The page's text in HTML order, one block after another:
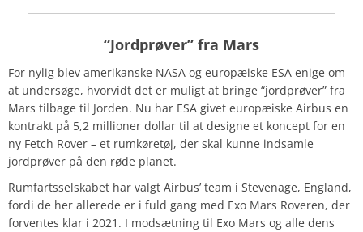
“Jordprøver” fra Mars
For nylig blev amerikanske NASA og europæiske ESA enige om
at undersøge, hvorvidt det er muligt at bringe “jordprøver” fra
Mars tilbage til Jorden. Nu har ESA givet europæiske Airbus en
kontrakt på 5,2 millioner dollar til at designe et koncept for en
ny Fetch Rover – et rumkøretøj, der skal kunne indsamle
jordprøver på den røde planet.
Rumfartsselskabet har valgt Airbus’ team i Stevenage, England,
fordi de her allerede er i fuld gang med Exo Mars Roveren, der
forventes klar i 2021. I modsætning til Exo Mars og alle dens